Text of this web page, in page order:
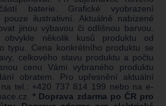
baterie. Grafické vyobrazení
ilustrativní. Aktuálně nabízené
jinou výbavou či odlišnou barvou.
obvykle několik kusů produktu od
typu. Cena konkrétního produktu se
celkového stavu produktu a počtu
cenu Vámi vybraného produktu
obratem. Pro upřesnění aktuální
tel.: +420 737 814 199 nebo na e-
. * Doprava zdarma po ČR pro